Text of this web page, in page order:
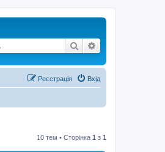
Пошук
Вхід
Реєстрація
10 тем • Сторінка 1 з 1